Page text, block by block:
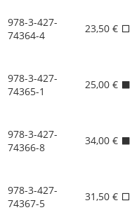
978-3-427-
74364-4
23,50 €
978-3-427-
74365-1
25,00 €
978-3-427-
74366-8
34,00 €
978-3-427-
74367-5
31,50 €